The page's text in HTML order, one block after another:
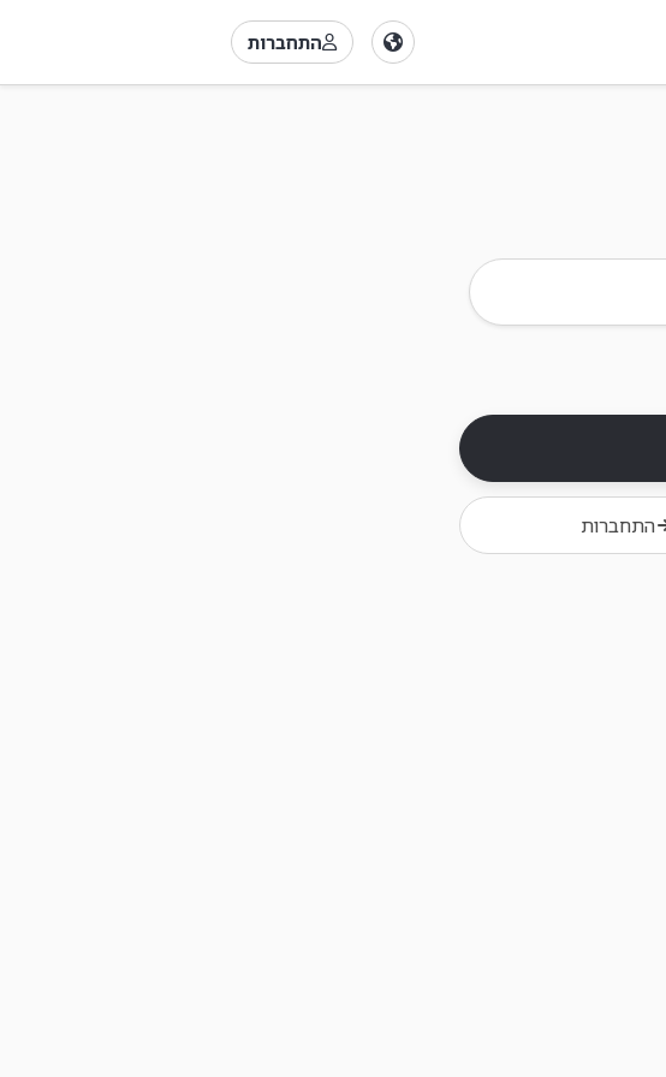
התחברות
התחברות